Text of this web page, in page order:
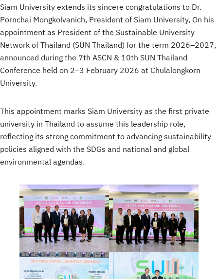
Siam University extends its sincere congratulations to Dr.
Pornchai Mongkolvanich, President of Siam University, On his
appointment as President of the Sustainable University
Network of Thailand (SUN Thailand) for the term 2026–2027,
announced during the 7th ASCN & 10th SUN Thailand
Conference held on 2–3 February 2026 at Chulalongkorn
University.
This appointment marks Siam University as the first private
university in Thailand to assume this leadership role,
reflecting its strong commitment to advancing sustainability
policies aligned with the SDGs and national and global
environmental agendas.